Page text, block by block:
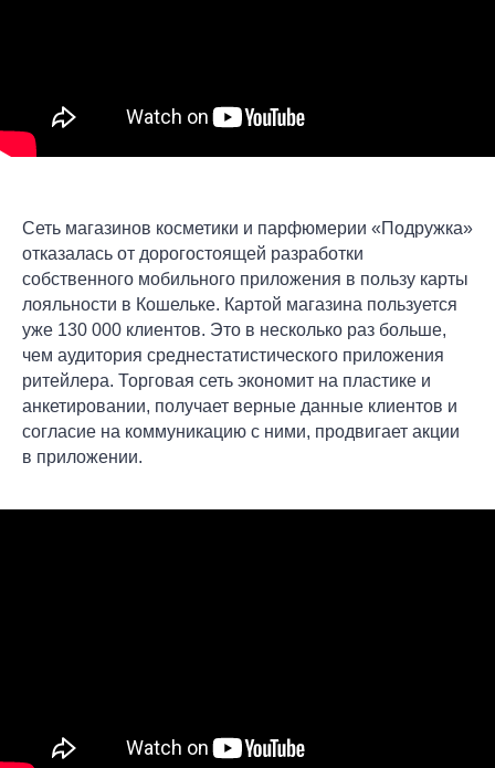
Сеть магазинов косметики и парфюмерии «Подружка»
отказалась от дорогостоящей разработки
собственного мобильного приложения в пользу карты
лояльности в Кошельке. Картой магазина пользуется
уже 130 000 клиентов. Это в несколько раз больше,
чем аудитория среднестатистического приложения
ритейлера. Торговая сеть экономит на пластике и
анкетировании, получает верные данные клиентов и
согласие на коммуникацию с ними, продвигает акции
в приложении.